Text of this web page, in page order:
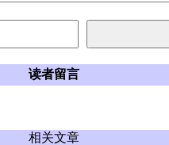
读者留言
相关文章